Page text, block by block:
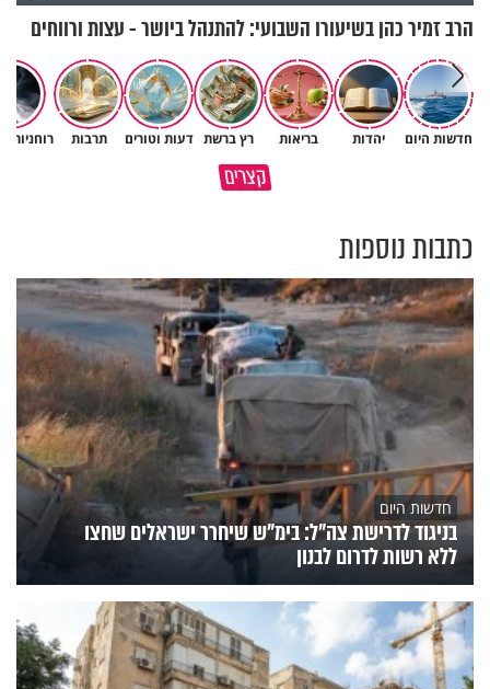
הרב זמיר כהן בשיעורו השבועי: להתנהל ביושר - עצות ורווחים
חדשות היום יהדות בריאות רץ ברשת דעות וטורים תרבות רוחניות
קצרים
מתחילים לעבוד לקראת ראש
הרגעים הקשים ביותר בחיים
כתבות נוספות
חדשות היום
בניגוד לדרישת צה"ל: בימ"ש שיחרר ישראלים שחצו
ללא רשות לדרום לבנון